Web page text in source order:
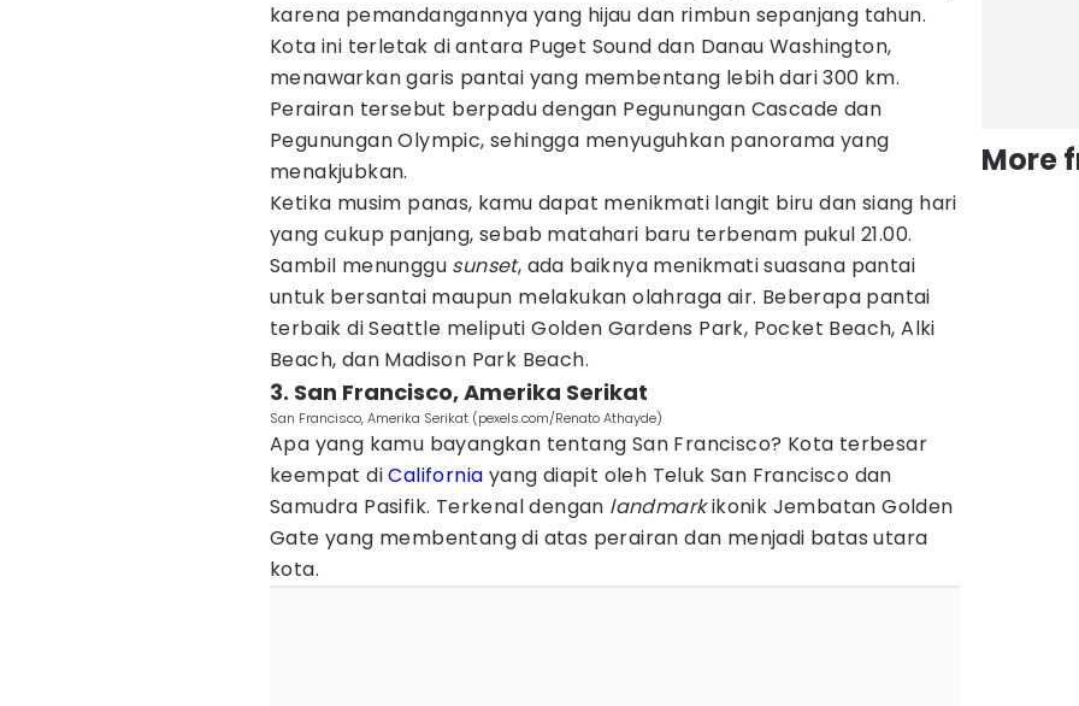
karena pemandangannya yang hijau dan rimbun sepanjang tahun.
Kota ini terletak di antara Puget Sound dan Danau Washington,
menawarkan garis pantai yang membentang lebih dari 300 km.
Perairan tersebut berpadu dengan Pegunungan Cascade dan
Pegunungan Olympic, sehingga menyuguhkan panorama yang
menakjubkan.
Ketika musim panas, kamu dapat menikmati langit biru dan siang hari
yang cukup panjang, sebab matahari baru terbenam pukul 21.00.
Sambil menunggu sunset, ada baiknya menikmati suasana pantai
untuk bersantai maupun melakukan olahraga air. Beberapa pantai
terbaik di Seattle meliputi Golden Gardens Park, Pocket Beach, Alki
Beach, dan Madison Park Beach.
3. San Francisco, Amerika Serikat
San Francisco, Amerika Serikat (pexels.com/Renato Athayde)
Apa yang kamu bayangkan tentang San Francisco? Kota terbesar
keempat diCalifornia yang diapit oleh Teluk San Francisco dan
Samudra Pasifik. Terkenal dengan landmarkikonik Jembatan Golden
Gate yang membentang di atas perairan dan menjadi batas utara
kota.
More